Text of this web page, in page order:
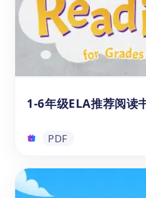
1-6年级ELA推荐阅读
PDF
1-6年级ELA推荐阅读